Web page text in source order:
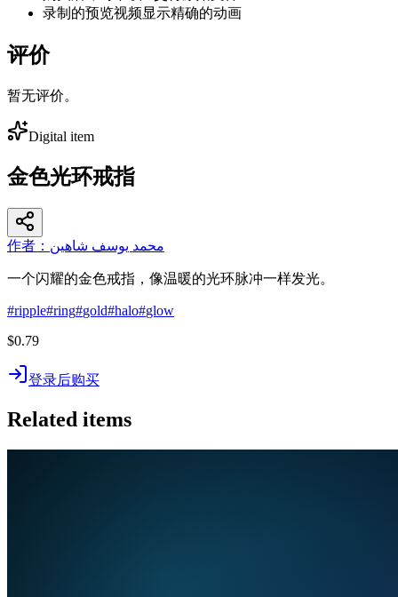
录制的预览视频显示精确的动画
评价
暂无评价。
Digital item
金色光环戒指
作者：محمد يوسف شاهين
一个闪耀的金色戒指，像温暖的光环脉冲一样发光。
#ripple#ring#gold#halo#glow
$0.79
登录后购买
Related items